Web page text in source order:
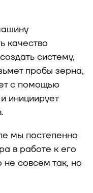
качество
систему,
пробы зерна,
с помощью
инициирует
мы постепенно
в работе к его
не совсем так, но